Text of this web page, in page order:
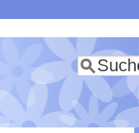
zum
Inhalt
Suche